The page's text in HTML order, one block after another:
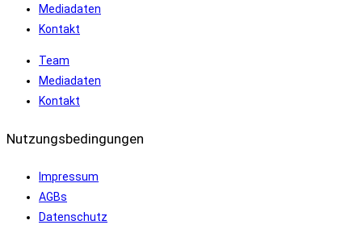
Mediadaten
Kontakt
Team
Mediadaten
Kontakt
Nutzungsbedingungen
Impressum
AGBs
Datenschutz